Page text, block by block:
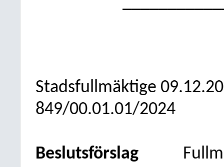
Stadsfullmäktige
849/00.01.01/2024
Beslutsförslag